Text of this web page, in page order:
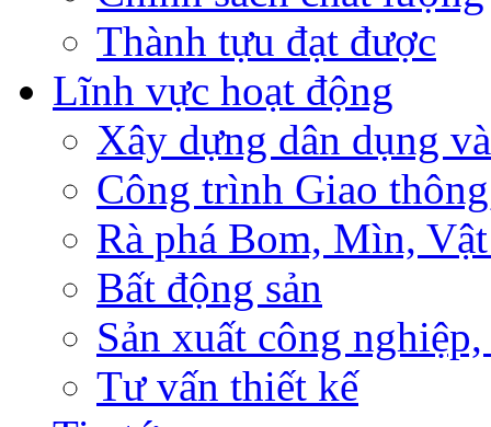
Thành tựu đạt được
Lĩnh vực hoạt động
Xây dựng dân dụng
Công trình Giao
Rà phá Bom, Mìn,
Bất động sản
Sản xuất công
Tư vấn thiết kế